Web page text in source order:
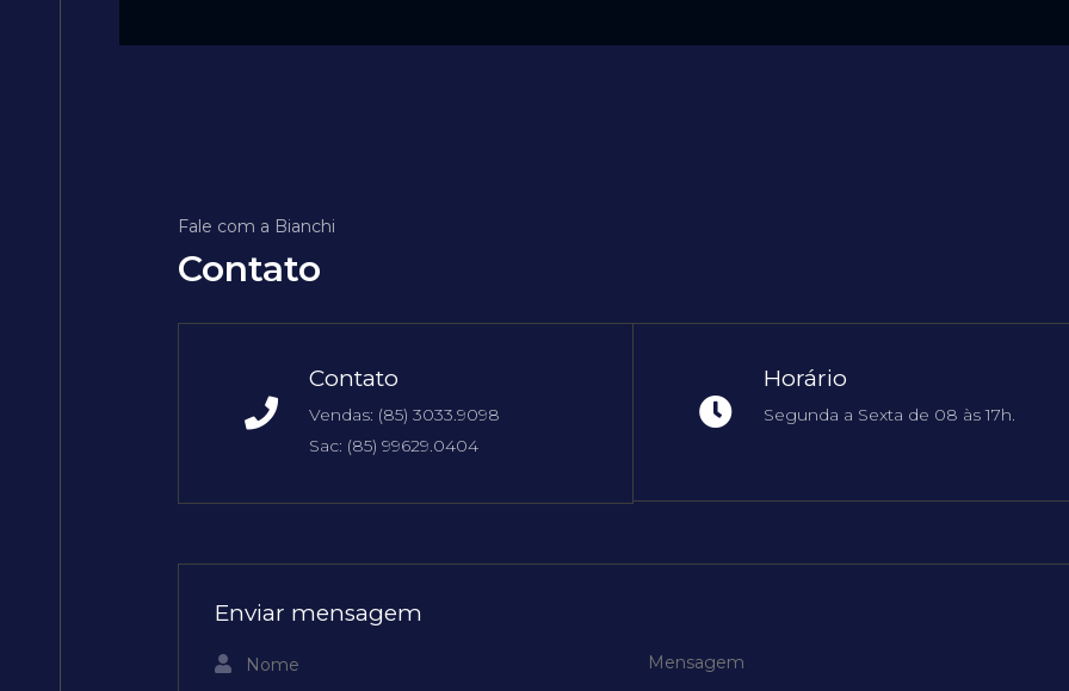
Fale com a Bianchi
Contato
Contato
Vendas: (85) 3033.9098
Sac: (85) 99629.0404
Horário
Segunda a Sexta de 08 às 17h.
Enviar mensagem